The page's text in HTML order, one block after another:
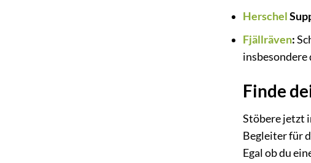
Herschel
Fjällräven:
insbesondere
Finde
Stöbere jetzt
Begleiter für
Egal ob du